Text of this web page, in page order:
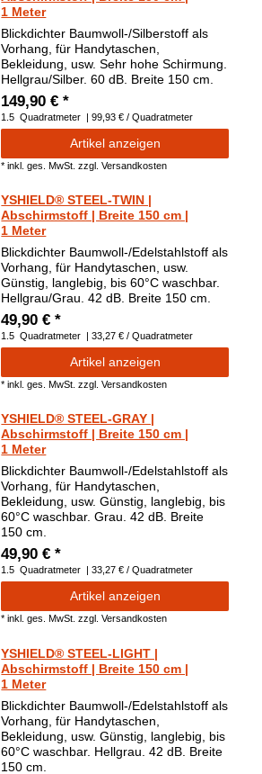
1 Meter
Blickdichter Baumwoll-/Silberstoff als
Vorhang, für Handytaschen,
Bekleidung, usw. Sehr hohe Schirmung.
Hellgrau/Silber. 60 dB. Breite 150 cm.
149,90 € *
1.5 Quadratmeter | 99,93 € / Quadratmeter
Artikel anzeigen
*inkl. ges. MwSt. zzgl.Versandkosten
YSHIELD® STEEL-TWIN |
Abschirmstoff | Breite 150 cm |
1 Meter
Blickdichter Baumwoll-/Edelstahlstoff als
Vorhang, für Handytaschen, usw.
Günstig, langlebig, bis 60°C waschbar.
Hellgrau/Grau. 42 dB. Breite 150 cm.
49,90 € *
1.5 Quadratmeter | 33,27 € / Quadratmeter
Artikel anzeigen
*inkl. ges. MwSt. zzgl.Versandkosten
YSHIELD® STEEL-GRAY |
Abschirmstoff | Breite 150 cm |
1 Meter
Blickdichter Baumwoll-/Edelstahlstoff als
Vorhang, für Handytaschen,
Bekleidung, usw. Günstig, langlebig, bis
60°C waschbar. Grau. 42 dB. Breite
150 cm.
49,90 € *
1.5 Quadratmeter | 33,27 € / Quadratmeter
Artikel anzeigen
*inkl. ges. MwSt. zzgl.Versandkosten
YSHIELD® STEEL-LIGHT |
Abschirmstoff | Breite 150 cm |
1 Meter
Blickdichter Baumwoll-/Edelstahlstoff als
Vorhang, für Handytaschen,
Bekleidung, usw. Günstig, langlebig, bis
60°C waschbar. Hellgrau. 42 dB. Breite
150 cm.